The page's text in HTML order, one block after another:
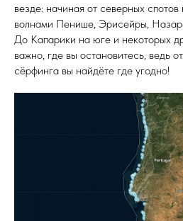
везде: начиная от северных
волнами Пенише, Эрисейры,
До Капарики на юге и некоторых
важно, где вы остановитесь, ведь
сёрфинга вы найдёте где угодно!